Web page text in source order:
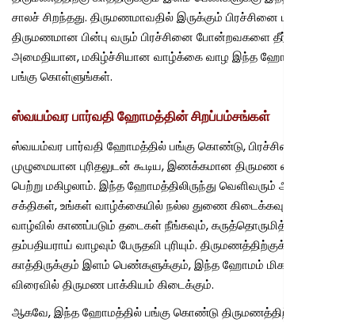
சாலச் சிறந்தது. திருமணமாவதில் இருக்கும் பிரச்சினை மற்றும்
திருமணமான பின்பு வரும் பிரச்சினை போன்றவகளை தீர்த்து,
அமைதியான, மகிழ்ச்சியான வாழ்க்கை வாழ இந்த ஹோமத்தில்
பங்கு கொள்ளுங்கள்.
ஸ்வயம்வர பார்வதி ஹோமத்தின் சிறப்பம்சங்கள்
ஸ்வயம்வர பார்வதி ஹோமத்தில் பங்கு கொண்டு, பிரச்சினைகளற்ற,
முழுமையான புரிதலுடன் கூடிய, இணக்கமான திருமண வாழ்வைப்
பெற்று மகிழலாம். இந்த ஹோமத்திலிருந்து வெளிவரும் ஆற்றல் மிக்க
சக்திகள், உங்கள் வாழ்க்கையில் நல்ல துணை கிடைக்கவும், திருமண
வாழ்வில் காணப்படும் தடைகள் நீங்கவும், கருத்தொருமித்த
தம்பதியராய் வாழவும் பேருதவி புரியும். திருமணத்திற்குக்
காத்திருக்கும் இளம் பெண்களுக்கும், இந்த ஹோமம் மிகவும் ஏற்றது.
விரைவில் திருமண பாக்கியம் கிடைக்கும்.
ஆகவே, இந்த ஹோமத்தில் பங்கு கொண்டு திருமணத்திற்கு முந்திய